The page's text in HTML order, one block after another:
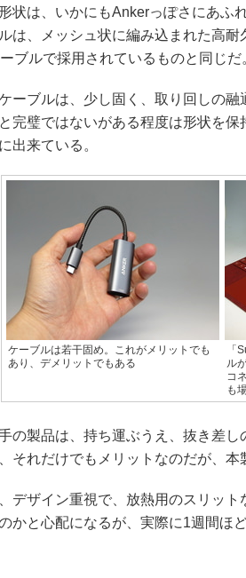
状は、いかにもAnkerっぽさにあふ
は、メッシュ状に編み込まれた高
ブルで採用されているものと同じだ
ーブルは、少し固く、取り回しの融
完璧ではないがある程度は形状を
出来ている。
ケーブルは若干固め。これがメリットでも
あり、デメリットでもある
「
ル
コ
も
の製品は、持ち運ぶうえ、抜き差し
それだけでもメリットなのだが、本
デザイン重視で、放熱用のスリット
かと心配になるが、実際に1週間ほ